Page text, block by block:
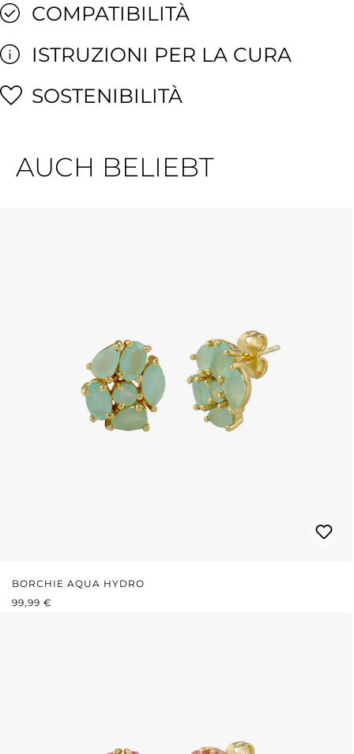
COMPATIBILITÀ
ISTRUZIONI PER LA CURA
SOSTENIBILITÀ
AUCH BELIEBT
BORCHIE AQUA HYDRO
PREZZO NORMALE:
99,99 €